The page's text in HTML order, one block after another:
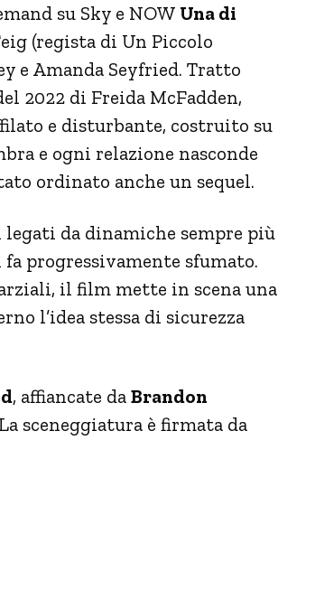
su Sky e NOW Una di
(regista di Un Piccolo
e Amanda Seyfried. Tratto
2022 di Freida McFadden,
e disturbante, costruito su
e ogni relazione nasconde
ordinato anche un sequel.
da dinamiche sempre più
progressivamente sfumato.
il film mette in scena una
l’idea stessa di sicurezza
, affiancate da Brandon
sceneggiatura è firmata da